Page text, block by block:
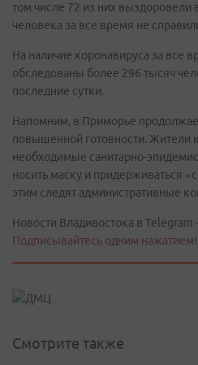
том числе 72 из них выздоровели
человека за все время не
На наличие коронавируса за все
обследованы более 296 тысяч
последние сутки.
Напомним, в Приморье
повышенной готовности. Жители
необходимые санитарно-
носить маску и придерживаться
этим следят административные
Новости Владивостока в Telegram
Подписывайтесь одним нажатием!
Смотрите также